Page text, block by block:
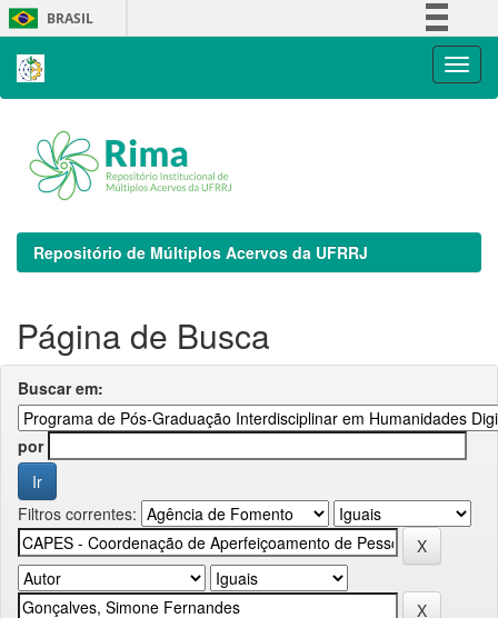
Skip
navigation
BRASIL
Repositório de Múltiplos Acervos da UFRRJ
Página de Busca
Buscar em:
por
Filtros correntes: